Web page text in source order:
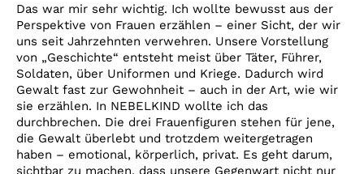
Das war mir sehr wichtig. Ich wollte bewusst aus der
Perspektive von Frauen erzählen – einer Sicht, der wir
uns seit Jahrzehnten verwehren. Unsere Vorstellung
von „Geschichte“ entsteht meist über Täter, Führer,
Soldaten, über Uniformen und Kriege. Dadurch wird
Gewalt fast zur Gewohnheit – auch in der Art, wie wir
sie erzählen. In NEBELKIND wollte ich das
durchbrechen. Die drei Frauenfiguren stehen für jene,
die Gewalt überlebt und trotzdem weitergetragen
haben – emotional, körperlich, privat. Es geht darum,
sichtbar zu machen, dass unsere Gegenwart nicht nur